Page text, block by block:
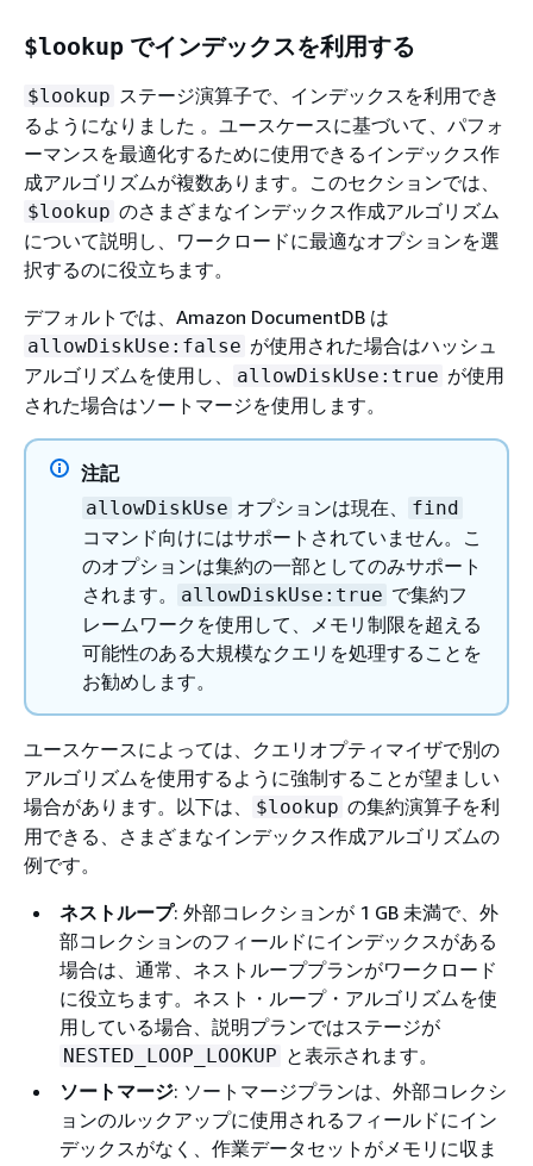
$lookup でインデックスを利用する
$lookup ステージ演算子で、インデックスを利用でき
るようになりました 。ユースケースに基づいて、パフォ
ーマンスを最適化するために使用できるインデックス作
成アルゴリズムが複数あります。このセクションでは、
$lookup のさまざまなインデックス作成アルゴリズム
について説明し、ワークロードに最適なオプションを選
択するのに役立ちます。
デフォルトでは、Amazon DocumentDB は
allowDiskUse:false が使用された場合はハッシュ
アルゴリズムを使用し、
allowDiskUse:true が使用
された場合はソートマージを使用します。
注記
allowDiskUse オプションは現在、 find
コマンド向けにはサポートされていません。こ
のオプションは集約の一部としてのみサポート
されます。
allowDiskUse:true で集約フ
レームワークを使用して、メモリ制限を超える
可能性のある大規模なクエリを処理することを
お勧めします。
ユースケースによっては、クエリオプティマイザで別の
アルゴリズムを使用するように強制することが望ましい
場合があります。以下は、
$lookup の集約演算子を利
用できる、さまざまなインデックス作成アルゴリズムの
例です。
ネストループ: 外部コレクションが 1 GB 未満で、外
部コレクションのフィールドにインデックスがある
場合は、通常、ネストループプランがワークロード
に役立ちます。ネスト・ループ・アルゴリズムを使
用している場合、説明プランではステージが
NESTED_LOOP_LOOKUP と表示されます。
ソートマージ: ソートマージプランは、外部コレクシ
ョンのルックアップに使用されるフィールドにイン
デックスがなく、作業データセットがメモリに収ま